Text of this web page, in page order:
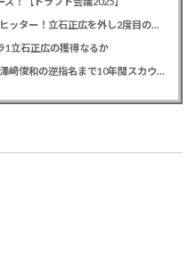
カープドラ1平川蓮！187cmのスイッチヒッター！立石正広を外し2度目の重複も新井監督がクジを引き当てる！【ドラフト会議2025】
1立石正広の獲得なるか
緒方孝市カープドラ3指名で青学出禁！澤﨑俊和の逆指名まで10年間スカウト出禁